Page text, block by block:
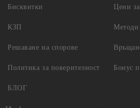
Бисквитки
КЗП
Решаване на спорове
Политика за поверителност
Цени
Бонус
БЛОГ